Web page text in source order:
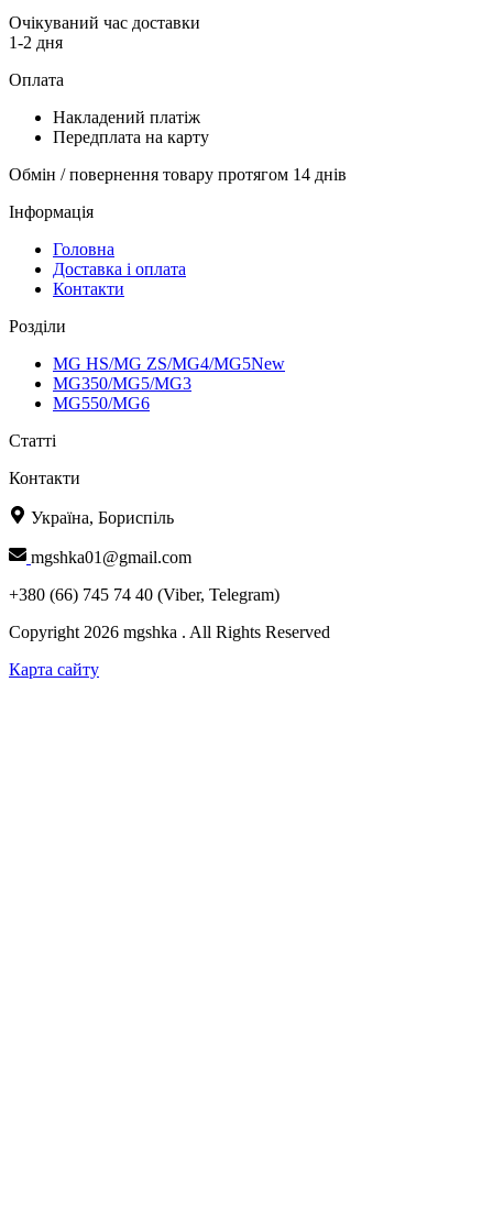
Очікуваний час доставки
1-2 дня
Оплата
Накладений платіж
Передплата на карту
Обмін / повернення товару протягом 14 днів
Інформація
Головна
Доставка і оплата
Контакти
Розділи
MG HS/MG ZS/MG4/MG5New
MG350/MG5/MG3
MG550/MG6
Статті
Контакти
Україна, Бориспіль
mgshka01@gmail.com
+380 (66) 745 74 40 (Viber, Telegram)
Copyright 2026 mgshka . All Rights Reserved
Карта сайту